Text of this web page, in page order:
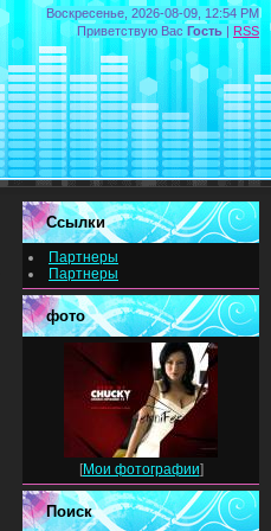
Воскресенье, 2026-08-09, 12:54 PM
Приветствую Вас Гость | RSS
Ссылки
Партнеры
Партнеры
фото
[Мои фотографии]
Поиск